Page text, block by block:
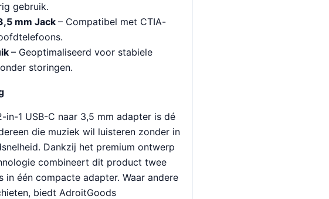
gebruik.
mm Jack– Compatibel met CTIA-
– Geoptimaliseerd voor stabiele
storingen.
in-1 USB-C naar 3,5 mm adapter is dé
die muziek wil luisteren zonder in
Dankzij het premium ontwerp
combineert dit product twee
in één compacte adapter. Waar andere
biedt AdroitGoods